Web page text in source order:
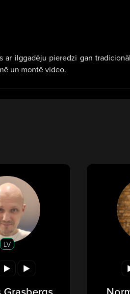
ar ilggadēju pieredzi gan
un montē video.
LV